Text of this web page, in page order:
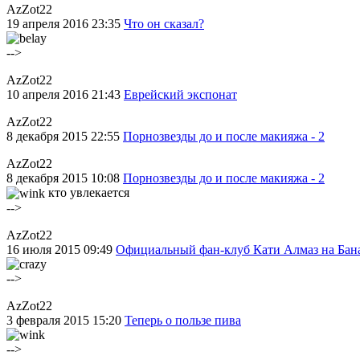
AzZot22
19 апреля 2016 23:35 Что он сказал?
-->
AzZot22
10 апреля 2016 21:43 Еврейский экспонат
AzZot22
8 декабря 2015 22:55 Порнозвезды до и после макияжа - 2
AzZot22
8 декабря 2015 10:08 Порнозвезды до и после макияжа - 2
кто увлекается
-->
AzZot22
16 июля 2015 09:49 Официальный фан-клуб Кати Алмаз на
-->
AzZot22
3 февраля 2015 15:20 Теперь о пользе пива
-->